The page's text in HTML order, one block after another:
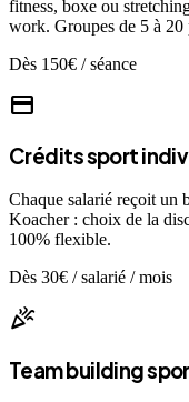
fitness, boxe ou
work. Groupes de 5 à 20
Dès 150€ / séance
credit_card
Crédits sport
Chaque salarié reçoit un
Koacher : choix de la
100% flexible.
Dès 30€ / salarié / mois
celebration
Team building